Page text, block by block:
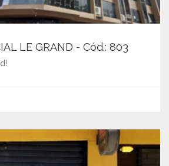
LE GRAND - Cód.: 803